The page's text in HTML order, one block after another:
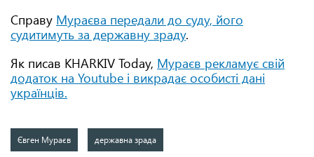
Справу Мураєва передали до суду, його
судитимуть за державну зраду.
Як писав KHARKIV Today, Мураєв рекламує свій
додаток на Youtube і викрадає особисті дані
українців.
Євген Мураєв державна зрада